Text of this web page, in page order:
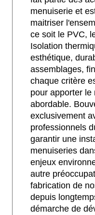
menuiserie et
maitriser
ce soit le PVC,
Isolation
esthétique,
assemblages,
chaque critère
pour apporter le
abordable.
exclusivement
professionnels
garantir une
menuiseries
enjeux
autre
fabrication de
depuis
démarche de